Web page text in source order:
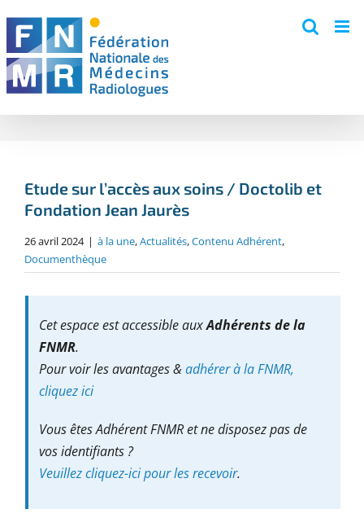
content
Etude sur l’accès aux soins / Doctolib et
Fondation Jean Jaurès
26 avril 2024 | à la une,Actualités,Contenu Adhérent,
Documenthèque
Cet espace est accessible auxAdhérents de la
FNMR.
Pour voir les avantages &adhérer à la FNMR,
cliquez ici
Vous êtes Adhérent FNMR et ne disposez pas de
vos identifiants ?
Veuillez cliquez-ici pour les recevoir.